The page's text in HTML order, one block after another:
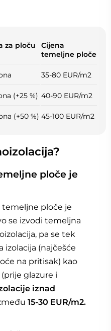
za ploču
Cijena
temeljne ploče
35-80 EUR/m2
(+25 %) 40-90 EUR/m2
(+50 %) 45-100 EUR/m2
ploče je
temeljne ploče je
se izvodi temeljna
pa se tek
izolacija (najčešće
na pritisak) kao
glazure i
iznad
15-30 EUR/m2.